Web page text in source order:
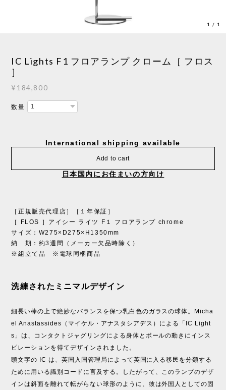
1 / 1
IC Lights F1 フロアランプ クローム［ フロス
］
¥184,800
数量
International shipping available
Add to cart
日本国内にお住まいの方向け
［正規販売代理店］［１年保証］
［ FLOS ］アイシー ライツ F１ フロアランプ chrome
サイズ：W275×D275×H1350mm
納 期：約3週間（メーカー欠品時除く）
※組立て品 ※電球同梱商品
洗練されたミニマルデザイン
細長い棒の上で絶妙なバランスを保つ乳白色のガラスの球体。Micha
el Anastassides（マイケル・アナスタシアデス）による「IC Light
s」は、コンタクトジャグリングによる身体とボールの動きにインス
ピレーションを得てデザインされました。
頭文字の IC は、英国入国管理局によって英国に入る移民を分類する
ために用いる識別コードに言及する。したがって、このランプのデザ
インは斜面を離れて転がらない球形のように、彼は外国人としての固